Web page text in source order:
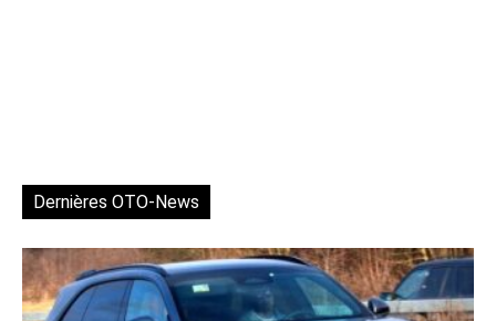
Dernières OTO-News